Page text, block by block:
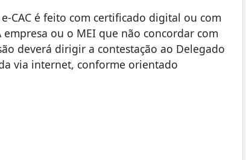
CAC é feito com certificado digital ou com
ou o MEI que não concordar com
deverá dirigir a contestação ao Delegado
via internet, conforme orientado